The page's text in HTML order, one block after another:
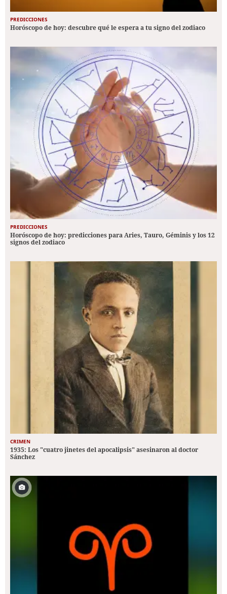
PREDICCIONES
Horóscopo de hoy: descubre qué le espera a tu signo del zodiaco
PREDICCIONES
Horóscopo de hoy: predicciones para Aries, Tauro, Géminis y los 12
signos del zodiaco
CRIMEN
1935: Los "cuatro jinetes del apocalipsis" asesinaron al doctor
Sánchez